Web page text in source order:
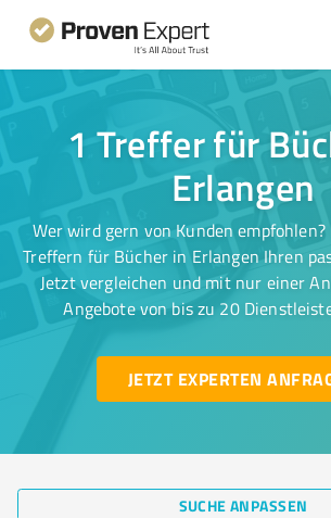
1 Treffer für
Erlangen
Wer wird gern von Kunden empfohlen?
Treffern für Bücher in Erlangen Ihren
Jetzt vergleichen und mit nur einer
Angebote von bis zu 20
JETZT EXPERTEN
SUCHE ANPASSEN